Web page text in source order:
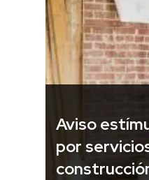
Aviso
por